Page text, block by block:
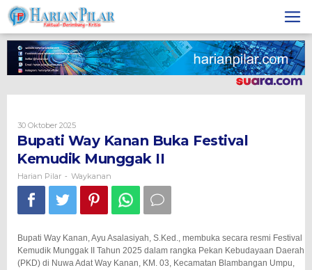
Skip
to
content
30 Oktober 2025Oleh
Harian
Pilar
Bupati Way Kanan Buka Festival
Kemudik Munggak II
Harian Pilar - Waykanan
Bupati Way Kanan, Ayu Asalasiyah, S.Ked., membuka secara resmi Festival
Kemudik Munggak II Tahun 2025 dalam rangka Pekan Kebudayaan Daerah
(PKD) di Nuwa Adat Way Kanan, KM. 03, Kecamatan Blambangan Umpu,